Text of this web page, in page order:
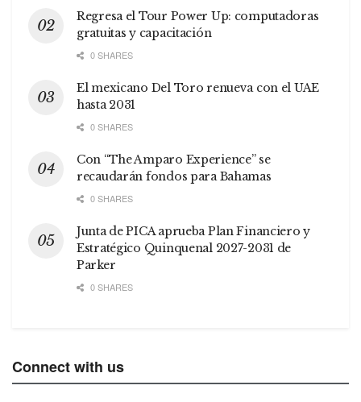
Regresa el Tour Power Up: computadoras
gratuitas y capacitación
0 SHARES
El mexicano Del Toro renueva con el UAE
hasta 2031
0 SHARES
Con “The Amparo Experience” se
recaudarán fondos para Bahamas
0 SHARES
Junta de PICA aprueba Plan Financiero y
Estratégico Quinquenal 2027-2031 de
Parker
0 SHARES
Connect with us